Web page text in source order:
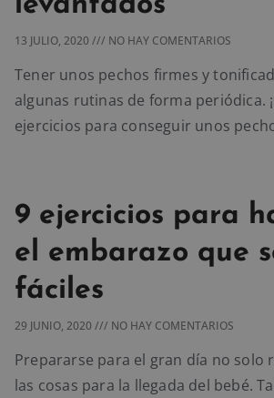
13 JULIO, 2020 NO HAY COMENTARIOS
Tener unos pechos firmes y
algunas rutinas de forma periódica.
ejercicios para conseguir unos
9 ejercicios para
el embarazo que
fáciles
29 JUNIO, 2020 NO HAY COMENTARIOS
Prepararse para el gran día no solo
las cosas para la llegada del bebé.